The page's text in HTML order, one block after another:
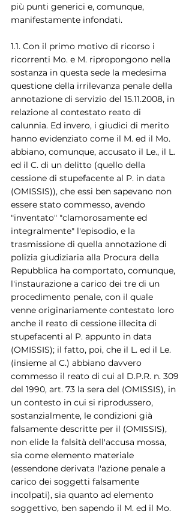
più punti generici e, comunque,
manifestamente infondati.
1.1. Con il primo motivo di ricorso i
ricorrenti Mo. e M. ripropongono nella
sostanza in questa sede la medesima
questione della irrilevanza penale della
annotazione di servizio del 15.11.2008, in
relazione al contestato reato di
calunnia. Ed invero, i giudici di merito
hanno evidenziato come il M. ed il Mo.
abbiano, comunque, accusato il Le., il L.
ed il C. di un delitto (quello della
cessione di stupefacente al P. in data
(OMISSIS)), che essi ben sapevano non
essere stato commesso, avendo
"inventato" "clamorosamente ed
integralmente" l'episodio, e la
trasmissione di quella annotazione di
polizia giudiziaria alla Procura della
Repubblica ha comportato, comunque,
l'instaurazione a carico dei tre di un
procedimento penale, con il quale
venne originariamente contestato loro
anche il reato di cessione illecita di
stupefacenti al P. appunto in data
(OMISSIS); il fatto, poi, che il L. ed il Le.
(insieme al C.) abbiano davvero
commesso il reato di cui al D.P.R. n. 309
del 1990, art. 73 la sera del (OMISSIS), in
un contesto in cui si riprodussero,
sostanzialmente, le condizioni già
falsamente descritte per il (OMISSIS),
non elide la falsità dell'accusa mossa,
sia come elemento materiale
(essendone derivata l'azione penale a
carico dei soggetti falsamente
incolpati), sia quanto ad elemento
soggettivo, ben sapendo il M. ed il Mo.